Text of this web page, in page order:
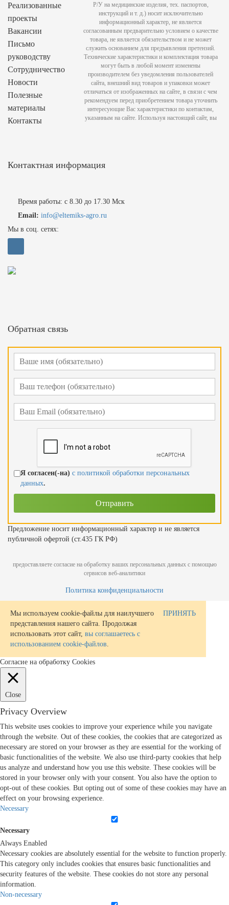
Реализованные
проекты
Вакансии
Письмо
руководству
Сотрудничество
Новости
Полезные
материалы
Контакты
Контактная информация
Время работы: с 8.30 до 17.30 Мск
Email: info@eltemiks-agro.ru
Мы в соц. сетях:
Обратная связь
Я согласен(-на) с политикой обработки персональных
данных.
Предложение носит информационный характер и не является
публичной офертой (ст.435 ГК РФ)
Р/У на медицинские изделия, тех. паспортов,
инструкций и т. д.) носит исключительно
информационный характер, не является
согласованным предварительно условием о качестве
товара, не является обязательством и не может
служить основанием для предъявления претензий.
Технические характеристики и комплектация товара
могут быть в любой момент изменены
производителем без уведомления пользователей
сайта, внешний вид товаров и упаковки может
отличаться от изображенных на сайте, в связи с чем
рекомендуем перед приобретением товара уточнить
интересующие Вас характеристики по контактам,
указанным на сайте. Используя настоящий сайт, вы
предоставляете согласие на обработку ваших персональных данных с помощью
сервисов веб-аналитики
Политика конфиденциальности
Мы используем cookie-файлы для наилучшего
представления нашего сайта. Продолжая
использовать этот сайт, вы соглашаетесь с
использованием cookie-файлов.
ПРИНЯТЬ
Согласие на обработку Cookies
Close
Privacy Overview
This website uses cookies to improve your experience while you navigate
through the website. Out of these cookies, the cookies that are categorized as
necessary are stored on your browser as they are essential for the working of
basic functionalities of the website. We also use third-party cookies that help
us analyze and understand how you use this website. These cookies will be
stored in your browser only with your consent. You also have the option to
opt-out of these cookies. But opting out of some of these cookies may have an
effect on your browsing experience.
Necessary
Necessary
Always Enabled
Necessary cookies are absolutely essential for the website to function properly.
This category only includes cookies that ensures basic functionalities and
security features of the website. These cookies do not store any personal
information.
Non-necessary